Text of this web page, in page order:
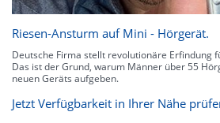
Riesen-Ansturm auf Mini - Hörgerät.
Deutsche Firma stellt revolutionäre Erfindung
Das ist der Grund, warum Männer über 55
neuen Geräts aufgeben.
Jetzt Verfügbarkeit in Ihrer Nähe